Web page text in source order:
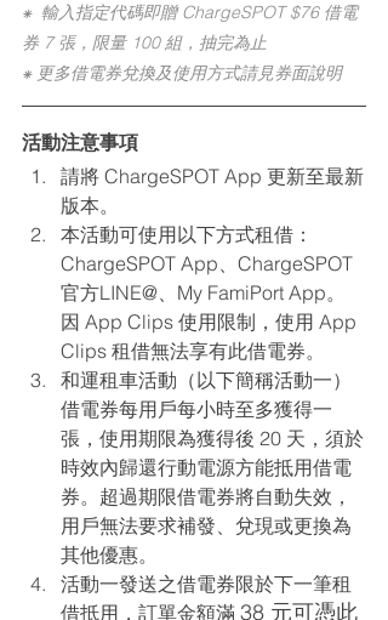
⁕ 輸入指定代碼即贈 ChargeSPOT $76 借電
券 7 張，限量 100 組，抽完為止
⁕ 更多借電券兌換及使用方式請見券面說明
活動注意事項
請將 ChargeSPOT App 更新至最新
版本。
本活動可使用以下方式租借：
ChargeSPOT App、ChargeSPOT
官方LINE@、My FamiPort App。
因 App Clips 使用限制，使用 App
Clips 租借無法享有此借電券。
和運租車活動（以下簡稱活動一）
借電券每用戶每小時至多獲得一
張，使用期限為獲得後 20 天，須於
時效內歸還行動電源方能抵用借電
券。超過期限借電券將自動失效，
用戶無法要求補發、兌現或更換為
其他優惠。
活動一發送之借電券限於下一筆租
借抵用，訂單金額滿 38 元可憑此